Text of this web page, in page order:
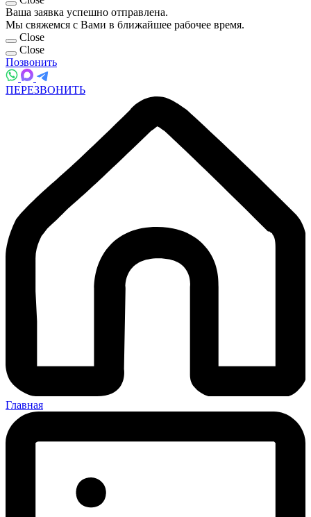
Ваша заявка успешно отправлена.
Мы свяжемся с Вами в ближайшее рабочее время.
Close
Close
Позвонить
ПЕРЕЗВОНИТЬ
Главная